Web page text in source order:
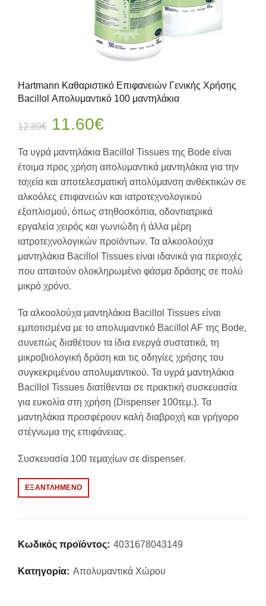
Hartmann Καθαριστικό Επιφανειών Γενικής Χρήσης
Bacillol Απολυμαντικό 100 μαντηλάκια
12.89€ Original
price
was:
12.89€.
11.60€
τρέχουσα
τιμή
είναι:
11.60€.
Τα υγρά μαντηλάκια Bacillol Tissues της Bode είναι
έτοιμα προς χρήση απολυμαντικά μαντηλάκια για την
ταχεία και αποτελεσματική απολύμανση ανθεκτικών σε
αλκοόλες επιφανειών και ιατροτεχνολογικού
εξοπλισμού, όπως στηθοσκόπια, οδοντιατρικά
εργαλεία χειρός και γωνιώδη ή άλλα μέρη
ιατροτεχνολογικών προϊόντων. Τα αλκοολούχα
μαντηλάκια Bacillol Tissues είναι ιδανικά για περιοχές
που απαιτούν ολοκληρωμένο φάσμα δράσης σε πολύ
μικρό χρόνο.
Τα αλκοολούχα μαντηλάκια Bacillol Tissues είναι
εμποτισμένα με το απολυμαντικό Bacillol AF της Bode,
συνεπώς διαθέτουν τα ίδια ενεργά συστατικά, τη
μικροβιολογική δράση και τις οδηγίες χρήσης του
συγκεκριμένου απολυμαντικού. Τα υγρά μαντηλάκια
Bacillol Tissues διατίθενται σε πρακτική συσκευασία
για ευκολία στη χρήση (Dispenser 100τεμ.). Τα
μαντηλάκια προσφέρουν καλή διαβροχή και γρήγορο
στέγνωμα της επιφάνειας.
Συσκευασία 100 τεμαχίων σε dispenser.
ΕΞΑΝΤΛΗΜΈΝΟ
Κωδικός προϊόντος: 4031678043149
Κατηγορία: Απολυμαντικά Χώρου